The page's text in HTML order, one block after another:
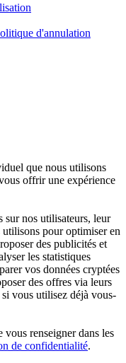
d'annulation
que nous utilisons
offrir une expérience
sur nos utilisateurs, leur
pour optimiser en
des publicités et
les statistiques
vos données cryptées
des offres via leurs
vous utilisez déjà vous-
renseigner dans les
de confidentialité.